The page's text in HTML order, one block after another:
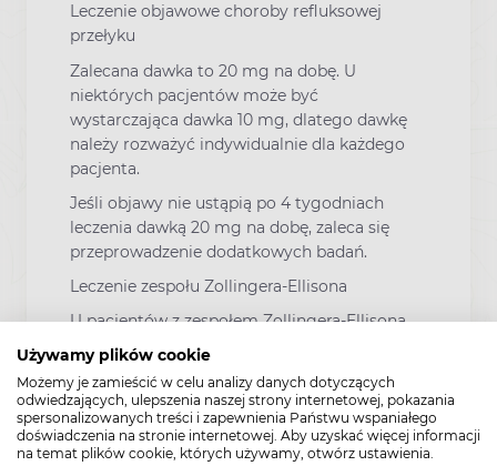
Używamy plików cookie
Możemy je zamieścić w celu analizy danych dotyczących
odwiedzających, ulepszenia naszej strony internetowej, pokazania
spersonalizowanych treści i zapewnienia Państwu wspaniałego
doświadczenia na stronie internetowej. Aby uzyskać więcej informacji
na temat plików cookie, których używamy, otwórz ustawienia.
Leczenie objawowe choroby refluksowej
przełyku
Zalecana dawka to 20 mg na dobę. U
niektórych pacjentów może być
wystarczająca dawka 10 mg, dlatego dawkę
należy rozważyć indywidualnie dla każdego
pacjenta.
Jeśli objawy nie ustąpią po 4 tygodniach
leczenia dawką 20 mg na dobę, zaleca się
przeprowadzenie dodatkowych badań.
Leczenie zespołu Zollingera-Ellisona
U pacjentów z zespołem Zollingera-Ellisona
dawkę należy ustalać indywidualnie, a
leczenie należy kontynuować dopóki istnieją
wskazania kliniczne. Zalecana dawka
początkowa to 60 mg raz na dobę. U więcej
niż 90 % pacjentów z nasilonymi objawami,